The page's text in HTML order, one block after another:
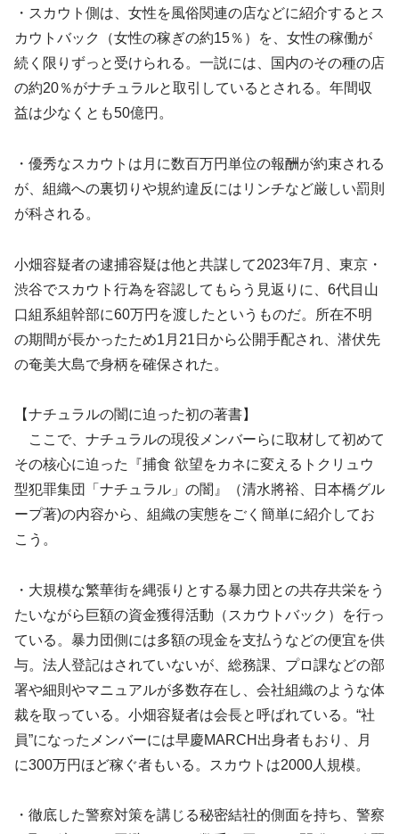
・スカウト側は、女性を風俗関連の店などに紹介するとス
カウトバック（女性の稼ぎの約15％）を、女性の稼働が
続く限りずっと受けられる。一説には、国内のその種の店
の約20％がナチュラルと取引しているとされる。年間収
益は少なくとも50億円。
・優秀なスカウトは月に数百万円単位の報酬が約束される
が、組織への裏切りや規約違反にはリンチなど厳しい罰則
が科される。
小畑容疑者の逮捕容疑は他と共謀して2023年7月、東京・
渋谷でスカウト行為を容認してもらう見返りに、6代目山
口組系組幹部に60万円を渡したというものだ。所在不明
の期間が長かったため1月21日から公開手配され、潜伏先
の奄美大島で身柄を確保された。
【ナチュラルの闇に迫った初の著書】
ここで、ナチュラルの現役メンバーらに取材して初めて
その核心に迫った『捕食 欲望をカネに変えるトクリュウ
型犯罪集団「ナチュラル」の闇』（清水將裕、日本橋グル
ープ著)の内容から、組織の実態をごく簡単に紹介してお
こう。
・大規模な繁華街を縄張りとする暴力団との共存共栄をう
たいながら巨額の資金獲得活動（スカウトバック）を行っ
ている。暴力団側には多額の現金を支払うなどの便宜を供
与。法人登記はされていないが、総務課、プロ課などの部
署や細則やマニュアルが多数存在し、会社組織のような体
裁を取っている。小畑容疑者は会長と呼ばれている。“社
員”になったメンバーには早慶MARCH出身者もおり、月
に300万円ほど稼ぐ者もいる。スカウトは2000人規模。
・徹底した警察対策を講じる秘密結社的側面を持ち、警察